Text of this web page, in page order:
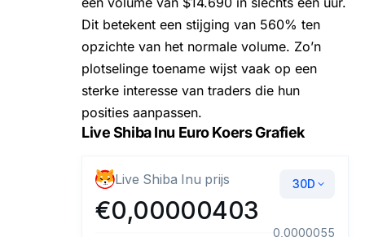
Dit betekent een stijging van 560% ten
opzichte van het normale volume. Zo’n
plotselinge toename wijst vaak op een
sterke interesse van traders die hun
posities aanpassen.
Live Shiba Inu Euro Koers Grafiek